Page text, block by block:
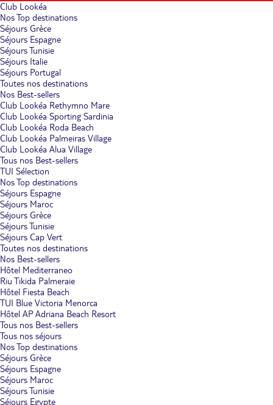
Club Lookéa
Nos Top destinations
Séjours Grèce
Séjours Espagne
Séjours Tunisie
Séjours Italie
Séjours Portugal
Toutes nos destinations
Nos Best-sellers
Club Lookéa Rethymno Mare
Club Lookéa Sporting Sardinia
Club Lookéa Roda Beach
Club Lookéa Palmeiras Village
Club Lookéa Alua Village
Tous nos Best-sellers
TUI Sélection
Nos Top destinations
Séjours Espagne
Séjours Maroc
Séjours Grèce
Séjours Tunisie
Séjours Cap Vert
Toutes nos destinations
Nos Best-sellers
Hôtel Mediterraneo
Riu Tikida Palmeraie
Hôtel Fiesta Beach
TUI Blue Victoria Menorca
Hôtel AP Adriana Beach Resort
Tous nos Best-sellers
Tous nos séjours
Nos Top destinations
Séjours Grèce
Séjours Espagne
Séjours Maroc
Séjours Tunisie
Séjours Egypte